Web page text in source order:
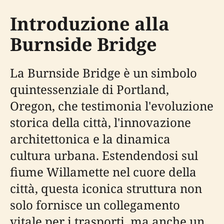
Introduzione alla
Burnside Bridge
La Burnside Bridge è un simbolo
quintessenziale di Portland,
Oregon, che testimonia l'evoluzione
storica della città, l'innovazione
architettonica e la dinamica
cultura urbana. Estendendosi sul
fiume Willamette nel cuore della
città, questa iconica struttura non
solo fornisce un collegamento